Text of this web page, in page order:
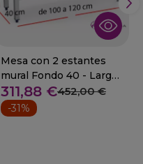
Mesa con 2 estantes
mural Fondo 40 - Largo
100 a 120 cm
311,88 €452,00 €
-31%